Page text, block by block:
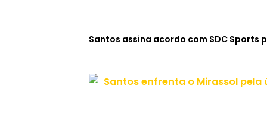
Santos assina acordo com SDC Sports